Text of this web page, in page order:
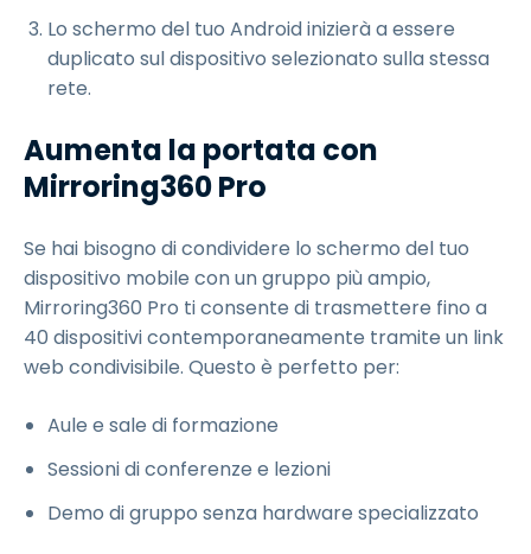
Lo schermo del tuo Android inizierà a essere
duplicato sul dispositivo selezionato sulla stessa
rete.
Aumenta la portata con
Mirroring360 Pro
Se hai bisogno di condividere lo schermo del tuo
dispositivo mobile con un gruppo più ampio,
Mirroring360 Pro ti consente di trasmettere fino a
40 dispositivi contemporaneamente tramite un link
web condivisibile. Questo è perfetto per:
Aule e sale di formazione
Sessioni di conferenze e lezioni
Demo di gruppo senza hardware specializzato